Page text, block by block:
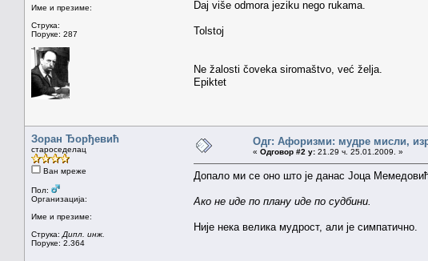
Име и презиме:
Струка:
Поруке: 287
Daj više odmora jeziku nego rukama.
Tolstoj
Ne žalosti čoveka siromaštvo, već želja.
Epiktet
Зоран Ђорђевић
староседелац
Ван мреже
Пол:
Организација:
Име и презиме:
Струка: Дипл. инж.
Поруке: 2.364
Одг: Афоризми: мудре мисли,
« Одговор #2 у: 21.29 ч. 25.01.2009. »
Допало ми се оно што је данас Јоца
Ако не иде по плану иде по судбини.
Није нека велика мудрост, али је симпатично.